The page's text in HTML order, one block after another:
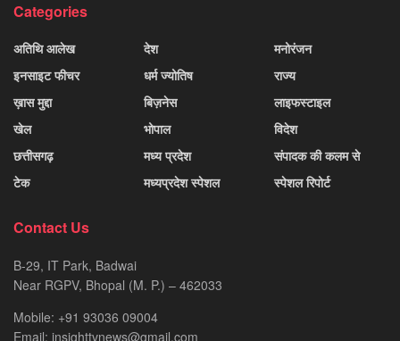
Categories
अतिथि आलेख
इनसाइट फीचर
ख़ास मुद्दा
खेल
छत्तीसगढ़
टेक
देश
धर्म ज्योतिष
बिज़नेस
भोपाल
मध्य प्रदेश
मध्यप्रदेश स्पेशल
मनोरंजन
राज्य
लाइफस्टाइल
विदेश
संपादक की कलम से
स्पेशल रिपोर्ट
Contact Us
B-29, IT Park, Badwai
Near RGPV, Bhopal (M. P.) – 462033
Mobile: +91 93036 09004
Email: insighttvnews@gmail.com